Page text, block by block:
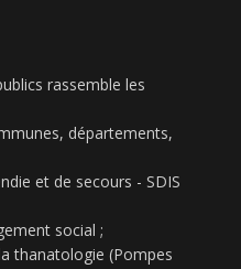
rassemble les
départements,
et de secours - SDIS
social ;
thanatologie (Pompes